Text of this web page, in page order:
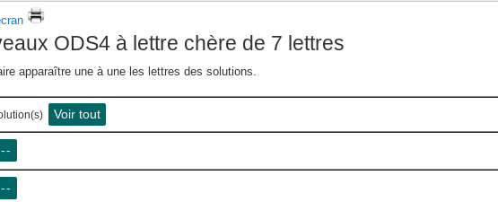
ODS4 à lettre chère de 7 lettres
apparaître une à une les lettres des solutions.
Voir tout